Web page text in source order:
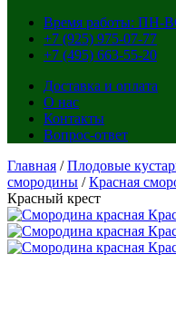
Время работы: ПН-
+7 (925) 975-07-77
+7 (495) 663-55-20
Доставка и оплата
О нас
Контакты
Вопрос-ответ
Главная /Плодовые
смородины /Красная
Красный крест